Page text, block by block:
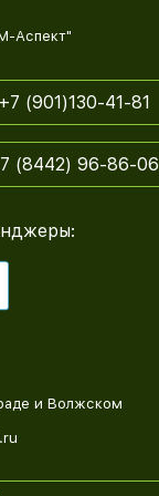
Аспект"
+7 (901)130-41-81
(8442) 96-86-06
и Волжском